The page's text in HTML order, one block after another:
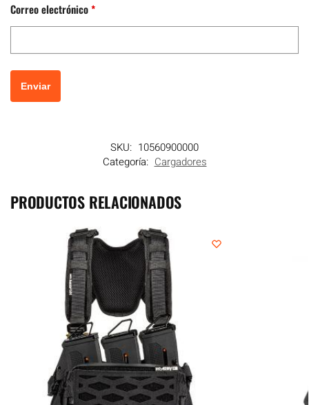
Correo electrónico*
SKU: 10560900000
Categoría: Cargadores
PRODUCTOS RELACIONADOS